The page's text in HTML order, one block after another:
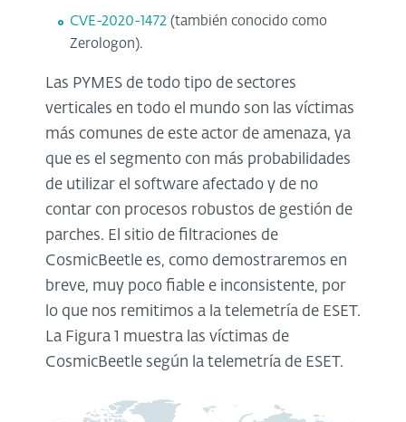
CVE-2020-1472 (también conocido como
Zerologon).
Las PYMES de todo tipo de sectores
verticales en todo el mundo son las víctimas
más comunes de este actor de amenaza, ya
que es el segmento con más probabilidades
de utilizar el software afectado y de no
contar con procesos robustos de gestión de
parches. El sitio de filtraciones de
CosmicBeetle es, como demostraremos en
breve, muy poco fiable e inconsistente, por
lo que nos remitimos a la telemetría de ESET.
La Figura 1 muestra las víctimas de
CosmicBeetle según la telemetría de ESET.